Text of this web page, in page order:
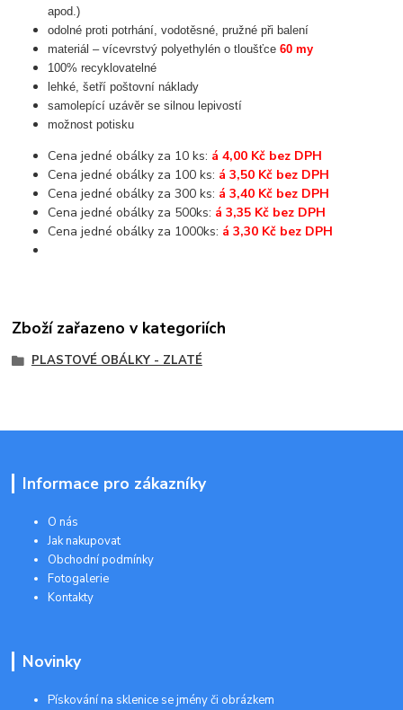
apod.)
odolné proti potrhání, vodotěsné, pružné při balení
materiál – vícevrstvý polyethylén o tloušťce60 my
100% recyklovatelné
lehké, šetří poštovní náklady
samolepící uzávěr se silnou lepivostí
možnost potisku
Cena jedné obálky za 10 ks: á 4,00 Kč bez DPH
Cena jedné obálky za 100 ks: á 3,50 Kč bez DPH
Cena jedné obálky za 300 ks: á 3,40 Kč bez DPH
Cena jedné obálky za 500ks: á 3,35 Kč bez DPH
Cena jedné obálky za 1000ks: á 3,30 Kč bez DPH
Zboží zařazeno v kategoriích
PLASTOVÉ OBÁLKY - ZLATÉ
Informace pro zákazníky
O nás
Jak nakupovat
Obchodní podmínky
Fotogalerie
Kontakty
Novinky
Pískování na sklenice se jmény či obrázkem